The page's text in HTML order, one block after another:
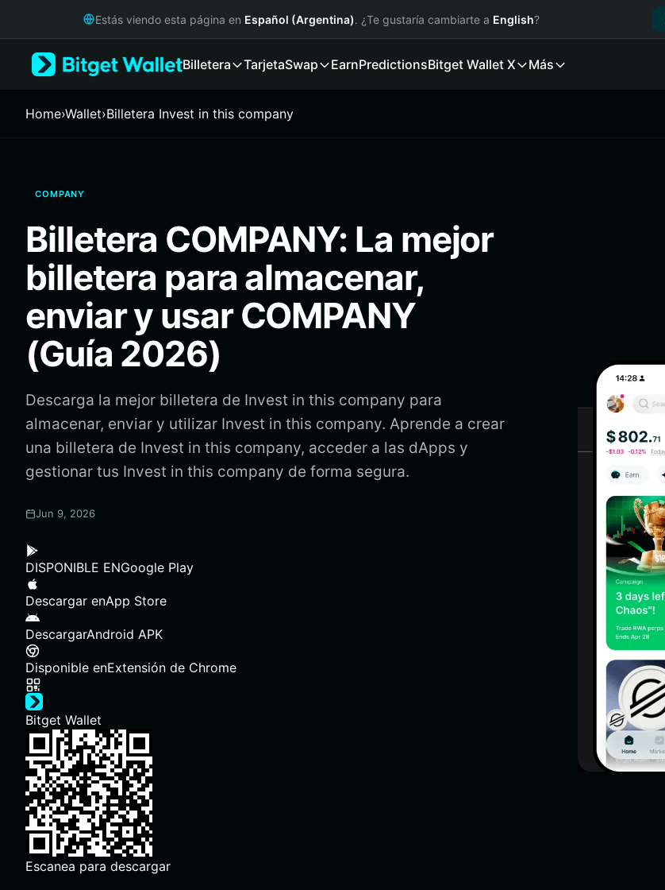
Русский
Italiano
繁體中文
Bahasa Indonesia
ภาษาไทย
Español
Português (Brasil)
Español (Argentina)
Estás viendo esta página en Español (Argentina). ¿Te gustaría cambiarte a English?
Billetera TarjetaSwap EarnPredictionsBitget Wallet X Más
Home›Wallet›Billetera Invest in this company
COMPANY
Billetera COMPANY: La mejor
billetera para almacenar,
enviar y usar COMPANY
(Guía 2026)
Descarga la mejor billetera de Invest in this company para
almacenar, enviar y utilizar Invest in this company. Aprende a crear
una billetera de Invest in this company, acceder a las dApps y
gestionar tus Invest in this company de forma segura.
Jun 9, 2026
DISPONIBLE ENGoogle Play
Descargar enApp Store
DescargarAndroid APK
Disponible enExtensión de Chrome
Bitget Wallet
Escanea para descargar